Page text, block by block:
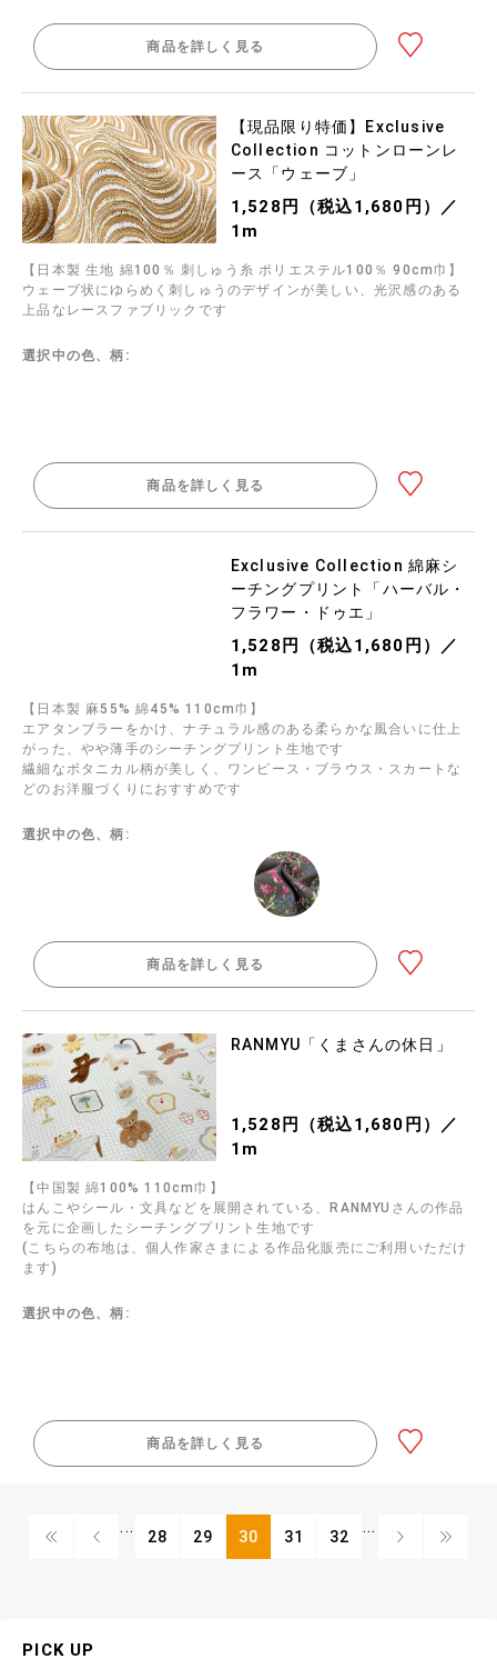
商品を詳しく見る
【現品限り特価】Exclusive
Collection コットンローンレ
ース「ウェーブ」
1,528円（税込1,680円）／
1m
【日本製 生地 綿100％ 刺しゅう糸 ポリエステル100％ 90cm巾】
ウェーブ状にゆらめく刺しゅうのデザインが美しい、光沢感のある
上品なレースファブリックです
選択中の色、柄:
商品を詳しく見る
Exclusive Collection 綿麻シ
ーチングプリント「ハーバル・
フラワー・ドゥエ」
1,528円（税込1,680円）／
1m
【日本製 麻55% 綿45% 110cm巾】
エアタンブラーをかけ、ナチュラル感のある柔らかな風合いに仕上
がった、やや薄手のシーチングプリント生地です
繊細なボタニカル柄が美しく、ワンピース・ブラウス・スカートな
どのお洋服づくりにおすすめです
選択中の色、柄:
商品を詳しく見る
RANMYU「くまさんの休日」
1,528円（税込1,680円）／
1m
【中国製 綿100% 110cm巾】
はんこやシール・文具などを展開されている、RANMYUさんの作品
を元に企画したシーチングプリント生地です
(こちらの布地は、個人作家さまによる作品化販売にご利用いただけ
ます)
選択中の色、柄:
商品を詳しく見る
... 28 29 30 31 32 ...
PICK UP